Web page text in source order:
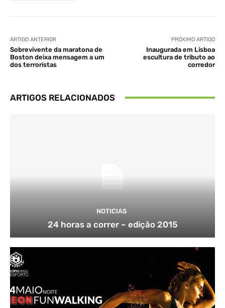
ARTIGO ANTERIOR
Sobrevivente da maratona de
Boston deixa mensagem a um
dos terroristas
PRÓXIMO ARTIGO
Inaugurada em Lisboa
escultura de tributo ao
corredor
ARTIGOS RELACIONADOS
NOTICIAS
24 horas a correr – edição 2015